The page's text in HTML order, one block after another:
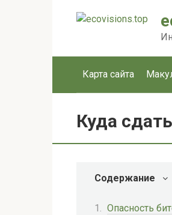
Карта сайта
Куда
Содержание
Опасность